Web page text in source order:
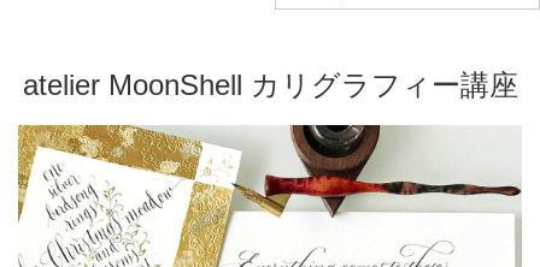
atelier MoonShell カリグラフィー講座